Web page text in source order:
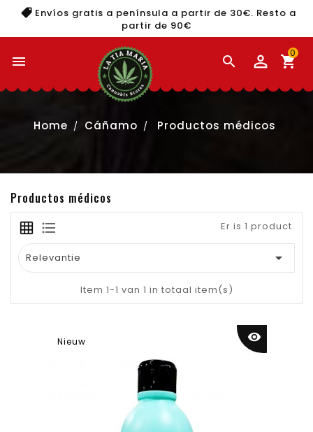
Envíos gratis a península a partir de 30€. Resto a
partir de 90€
  shopping_cart
0
Home Cáñamo Productos médicos
Productos médicos
Er is 1 product.
Relevantie 
Item 1-1 van 1 in totaal item(s)
Nieuw visibility